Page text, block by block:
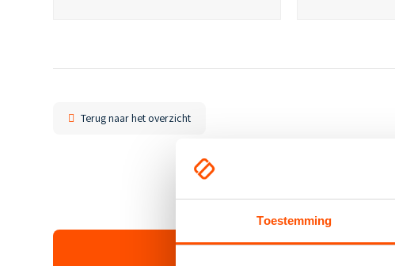
Toestemming
Terug naar het overzicht